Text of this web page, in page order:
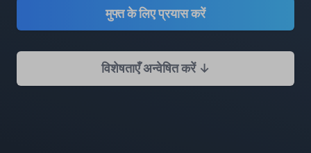
मुफ्त के लिए प्रयास करें
विशेषताएँ अन्वेषित करें ↓